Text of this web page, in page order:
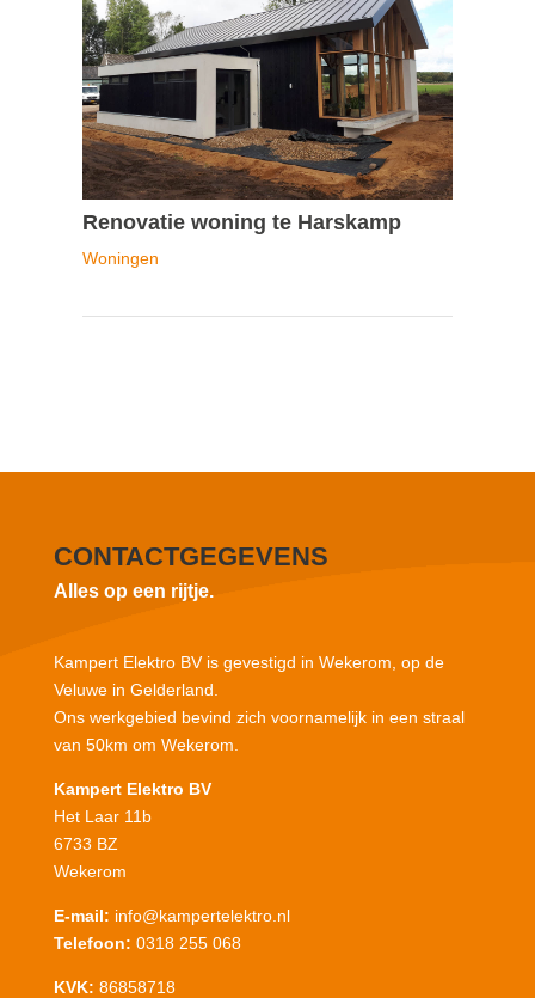
Renovatie woning te Harskamp
Woningen
CONTACTGEGEVENS
Alles op een rijtje.
Kampert Elektro BV is gevestigd in Wekerom, op de
Veluwe in Gelderland.
Ons werkgebied bevind zich voornamelijk in een straal
van 50km om Wekerom.
Kampert Elektro BV
Het Laar 11b
6733 BZ
Wekerom
E-mail: info@kampertelektro.nl
Telefoon: 0318 255 068
KVK: 86858718